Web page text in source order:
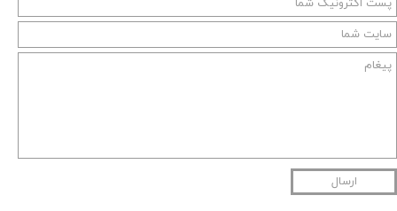
ارسال